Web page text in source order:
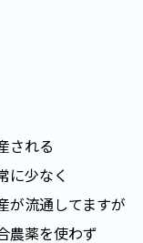
される
に少なく
が流通してますが
農薬を使わず